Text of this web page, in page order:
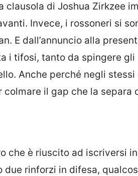
clausola di Joshua Zirkzee
Invece, i rossoneri si
E dall’annuncio alla
i tifosi, tanto da spingere gli
Anche perché negli
il gap che la separa
che è riuscito ad iscriversi in
rinforzi in difesa,